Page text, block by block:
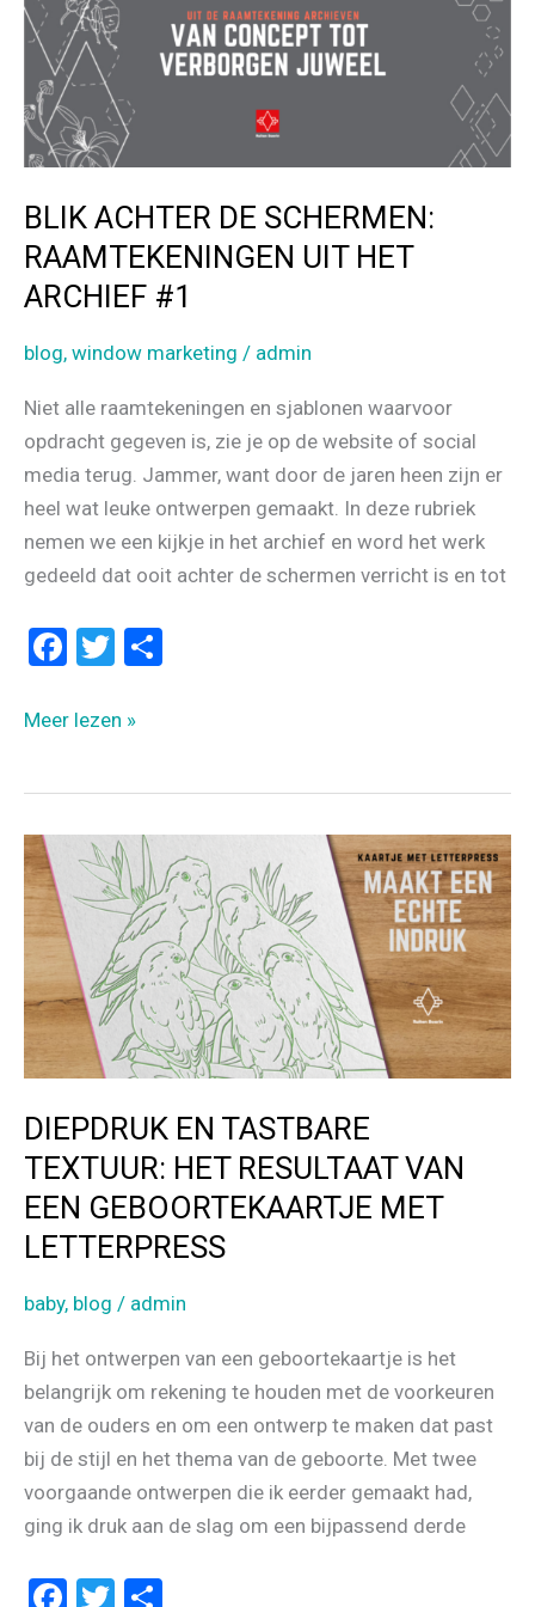
BLIK ACHTER DE SCHERMEN:
RAAMTEKENINGEN UIT HET
ARCHIEF #1
blog, window marketing / admin
Niet alle raamtekeningen en sjablonen waarvoor
opdracht gegeven is, zie je op de website of social
media terug. Jammer, want door de jaren heen zijn er
heel wat leuke ontwerpen gemaakt. In deze rubriek
nemen we een kijkje in het archief en word het werk
gedeeld dat ooit achter de schermen verricht is en tot
F
ce
o
o
k
T
tt
BLIK
RAAMTEKENINGEN
UIT
HET
ARCHIEF
#1
Meer lezen »
DIEPDRUK EN TASTBARE
TEXTUUR: HET RESULTAAT VAN
EEN GEBOORTEKAARTJE MET
LETTERPRESS
baby, blog / admin
Bij het ontwerpen van een geboortekaartje is het
belangrijk om rekening te houden met de voorkeuren
van de ouders en om een ontwerp te maken dat past
bij de stijl en het thema van de geboorte. Met twee
voorgaande ontwerpen die ik eerder gemaakt had,
ging ik druk aan de slag om een bijpassend derde
F
T